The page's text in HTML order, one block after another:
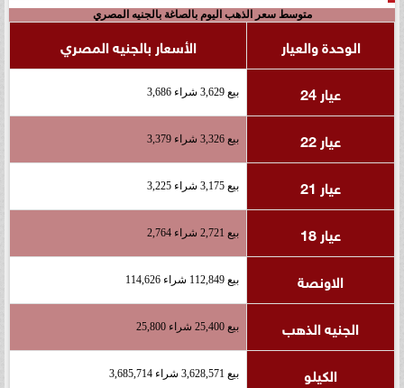
متوسط سعر الذهب اليوم بالصاغة بالجنيه المصري
الوحدة والعيار
الأسعار بالجنيه المصري
عيار 24
بيع 3,629 شراء 3,686
عيار 22 بيع 3,326 شراء 3,379
عيار 21 بيع 3,175 شراء 3,225
عيار 18 بيع 2,721 شراء 2,764
الاونصة بيع 112,849 شراء 114,626
الجنيه الذهب بيع 25,400 شراء 25,800
الكيلو بيع 3,628,571 شراء 3,685,714